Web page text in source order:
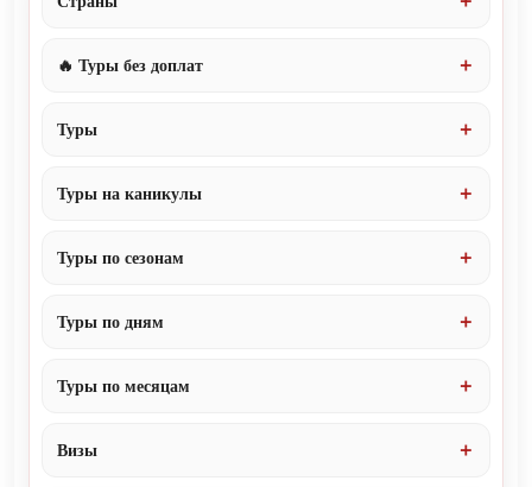
🔥 Туры без доплат
Туры
Туры на каникулы
Туры по сезонам
Туры по дням
Туры по месяцам
Визы